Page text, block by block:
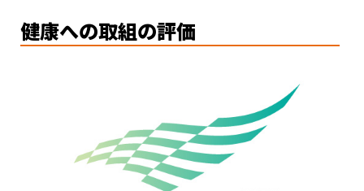
健康への取組の評価